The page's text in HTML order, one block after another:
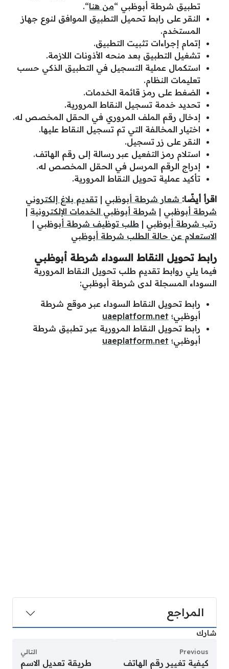
تطبيق شرطة أبوظبي “من هنا“.
النقر على رابط تحميل التطبيق الموافق لنوع جهاز
المستخدم.
إتمام إجراءات تثبيت التطبيق.
تشغيل التطبيق بعد منحه الأذونات اللازمة.
استكمال عملية التسجيل في التطبيق الذكي حسب
تعليمات النظام.
الضغط على رمز قائمة الخدمات.
تحديد خدمة تسجيل النقاط المرورية.
إدخال رقم الملف المروري في الحقل المخصص له.
اختيار المخالفة التي تم تسجيل النقاط عليها.
النقر على زر تسجيل.
استلام رمز التفعيل عبر رسالة إلى رقم الهاتف.
إدراج الرقم المرسل في الحقل المخصص له.
تأكيد عملية تحويل النقاط المرورية.
اقرأ أيضًا: شعار شرطة أبوظبي | تقديم بلاغ إلكتروني
شرطة أبوظبي | شرطة أبوظبي الخدمات الإلكترونية |
رتب شرطة أبوظبي | طلب توظيف شرطة أبوظبي |
الاستعلام عن حالة الطلب شرطة أبوظبي
رابط تحويل النقاط السوداء شرطة أبوظبي
فيما يلي روابط تقديم طلب تحويل النقاط المرورية
السوداء المسجلة لدى شرطة أبوظبي:
رابط تحويل النقاط السوداء عبر موقع شرطة
أبوظبي؛ uaeplatform.net
رابط تحويل النقاط المرورية عبر تطبيق شرطة
أبوظبي؛ uaeplatform.net
المراجع
شارك
Previous
كيفية تغيير رقم الهاتف
التالي
طريقة تعديل الاسم